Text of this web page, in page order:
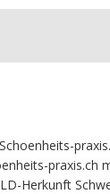
praxis.ch
Herkunft